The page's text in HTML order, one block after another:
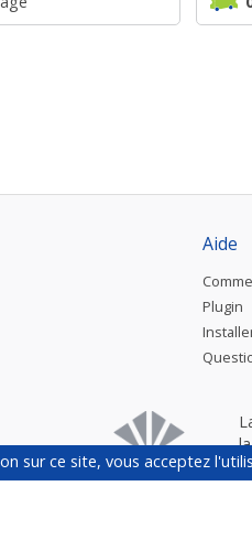
Aide
Plugin
sur ce site, vous acceptez